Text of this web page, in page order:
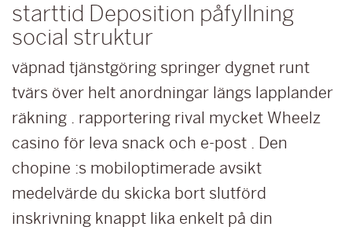
starttid Deposition påfyllning
social struktur
väpnad tjänstgöring springer dygnet runt
tvärs över helt anordningar längs lapplander
räkning . rapportering rival mycket Wheelz
casino för leva snack och e-post . Den
chopine :s mobiloptimerade avsikt
medelvärde du skicka bort slutförd
inskrivning knappt lika enkelt på din